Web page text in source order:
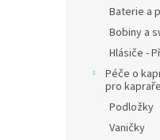
Baterie a
Bobiny a
Hlásiče -
Péče o
pro kapraře
Podložky
Vaničky